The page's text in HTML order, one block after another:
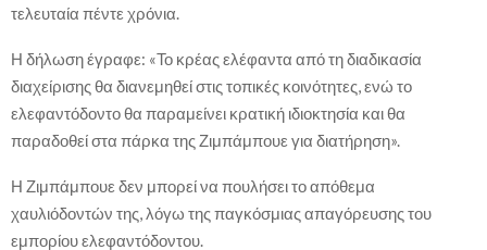
τελευταία πέντε χρόνια.
Η δήλωση έγραφε: «Το κρέας ελέφαντα από τη διαδικασία
διαχείρισης θα διανεμηθεί στις τοπικές κοινότητες, ενώ το
ελεφαντόδοντο θα παραμείνει κρατική ιδιοκτησία και θα
παραδοθεί στα πάρκα της Ζιμπάμπουε για διατήρηση».
Η Ζιμπάμπουε δεν μπορεί να πουλήσει το απόθεμα
χαυλιόδοντών της, λόγω της παγκόσμιας απαγόρευσης του
εμπορίου ελεφαντόδοντου.